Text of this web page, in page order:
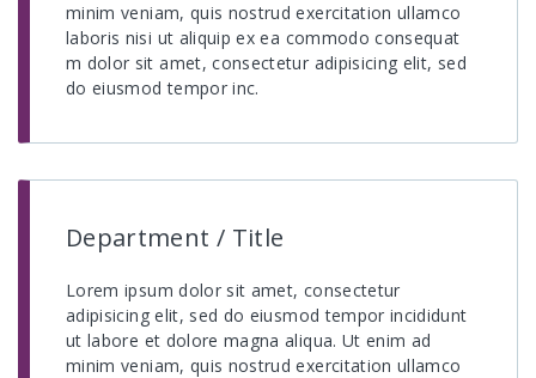
minim veniam, quis nostrud exercitation ullamco
laboris nisi ut aliquip ex ea commodo consequat
m dolor sit amet, consectetur adipisicing elit, sed
do eiusmod tempor inc.
Department / Title
Lorem ipsum dolor sit amet, consectetur
adipisicing elit, sed do eiusmod tempor incididunt
ut labore et dolore magna aliqua. Ut enim ad
minim veniam, quis nostrud exercitation ullamco